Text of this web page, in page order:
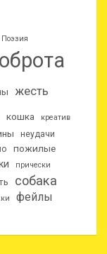
жесть
кошка креатив
неудачи
пожилые
прически
собака
фейлы